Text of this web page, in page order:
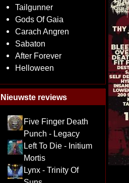
Tailgunner
Gods Of Gaia
Carach Angren
Sabaton
After Forever
Helloween
Nieuwste reviews
Five Finger Death
Punch - Legacy
Left To Die - Initium
Mortis
Lynx - Trinity Of